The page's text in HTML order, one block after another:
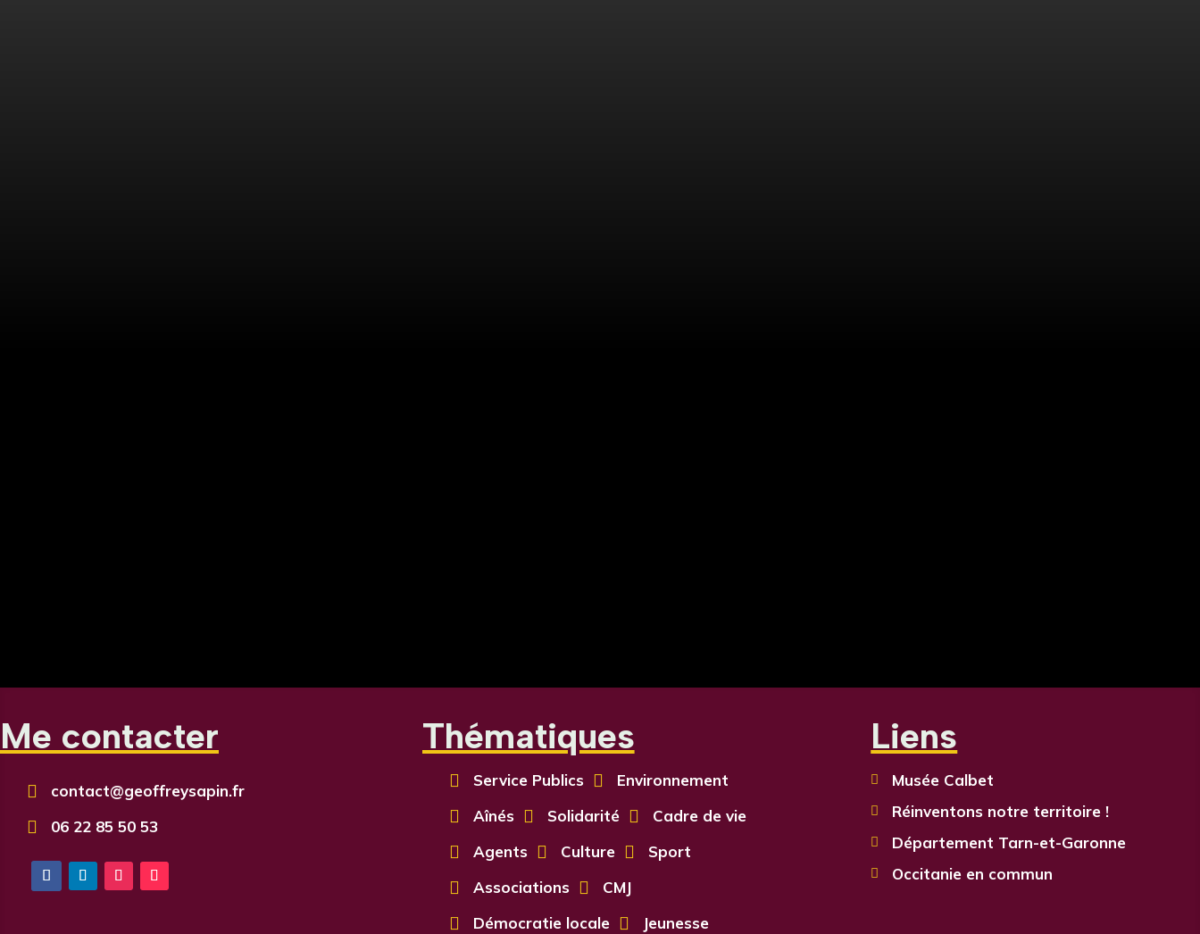
Me contacter
 contact@geoffreysapin.fr
 06 22 85 50 53
Thématiques
 Service Publics  Environnement
 Aînés  Solidarité  Cadre de vie
 Agents  Culture  Sport
 Associations  CMJ
 Démocratie locale  Jeunesse
Liens
 Musée Calbet
 Réinventons notre territoire !
 Département Tarn-et-Garonne
 Occitanie en commun